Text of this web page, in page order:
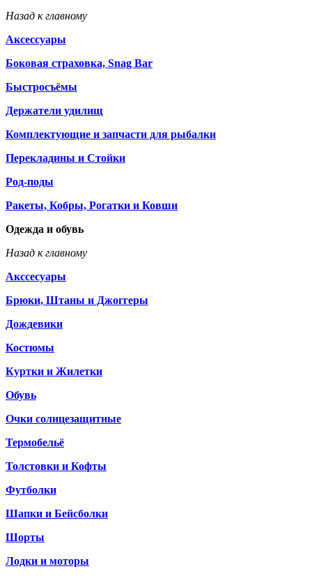
Назад к главному
Аксессуары
Боковая страховка, Snag Bar
Быстросъёмы
Держатели удилищ
Комплектующие и запчасти для рыбалки
Перекладины и Стойки
Род-поды
Ракеты, Кобры, Рогатки и Ковши
Одежда и обувь
Назад к главному
Акссесуары
Брюки, Штаны и Джоггеры
Дождевики
Костюмы
Куртки и Жилетки
Обувь
Очки солнцезащитные
Термобельё
Толстовки и Кофты
Футболки
Шапки и Бейсболки
Шорты
Лодки и моторы